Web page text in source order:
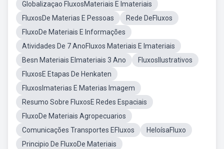
Globalizaçao FluxosMateriais E Imateriais
FluxosDe Materias E Pessoas
Rede DeFluxos
FluxoDe Materiais E Informações
Atividades De 7 AnoFluxos Materiais E Imateriais
Besn Materiais EImateriais 3 Ano
FluxosIlustrativos
FluxosE Etapas De Henkaten
FluxosImaterias E Materias Imagem
Resumo Sobre FluxosE Redes Espaciais
FluxoDe Materiais Agropecuarios
Comunicações Transportes EFluxos
HeloísaFluxo
Principio De FluxoDe Materiais